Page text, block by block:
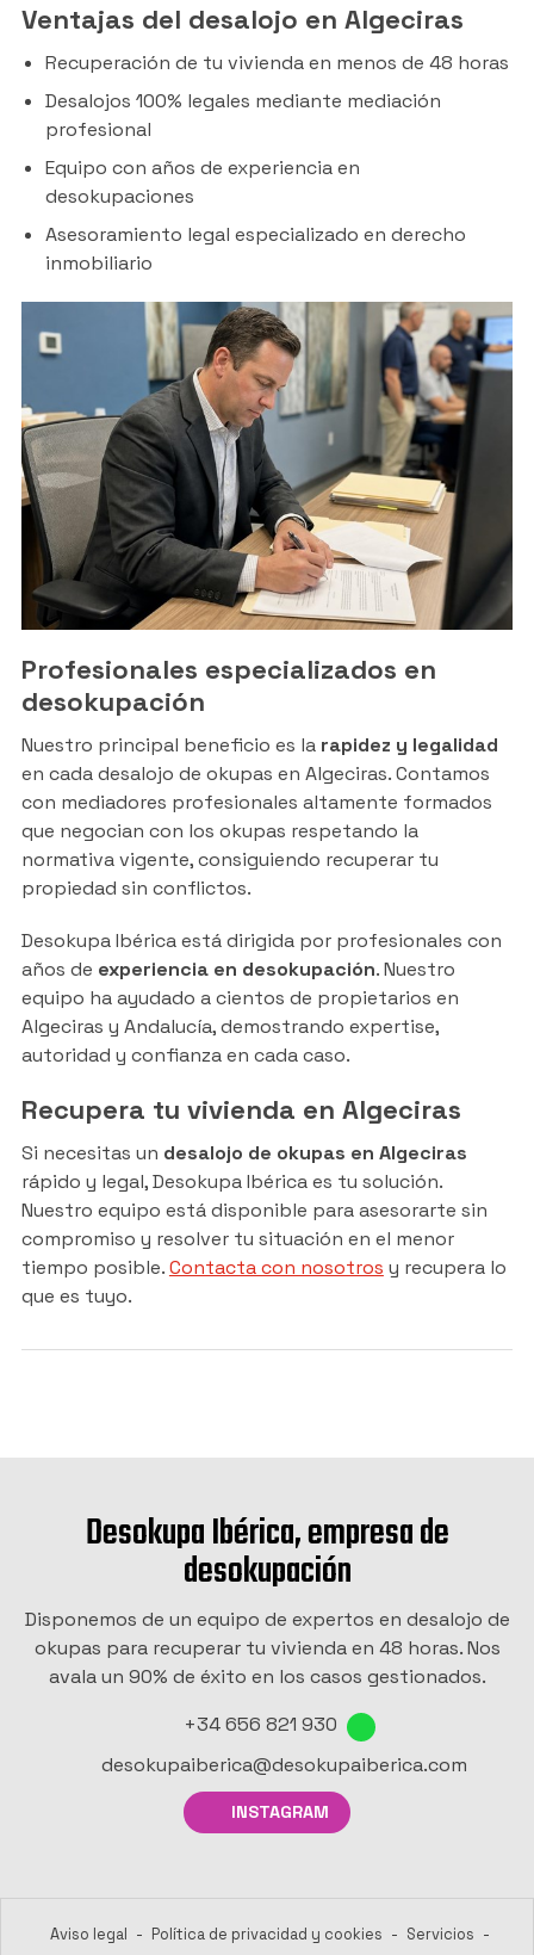
Ventajas del desalojo en Algeciras
Recuperación de tu vivienda en menos de 48 horas
Desalojos 100% legales mediante mediación
profesional
Equipo con años de experiencia en
desokupaciones
Asesoramiento legal especializado en derecho
inmobiliario
Profesionales especializados en
desokupación
Nuestro principal beneficio es la rapidez y legalidad
en cada desalojo de okupas en Algeciras. Contamos
con mediadores profesionales altamente formados
que negocian con los okupas respetando la
normativa vigente, consiguiendo recuperar tu
propiedad sin conflictos.
Desokupa Ibérica está dirigida por profesionales con
años de experiencia en desokupación. Nuestro
equipo ha ayudado a cientos de propietarios en
Algeciras y Andalucía, demostrando expertise,
autoridad y confianza en cada caso.
Recupera tu vivienda en Algeciras
Si necesitas un desalojo de okupas en Algeciras
rápido y legal, Desokupa Ibérica es tu solución.
Nuestro equipo está disponible para asesorarte sin
compromiso y resolver tu situación en el menor
tiempo posible.Contacta con nosotros y recupera lo
que es tuyo.
Desokupa Ibérica, empresa de
desokupación
Disponemos de un equipo de expertos en desalojo de
okupas para recuperar tu vivienda en 48 horas. Nos
avala un 90% de éxito en los casos gestionados.
+34 656 821 930
desokupaiberica@desokupaiberica.com
INSTAGRAM
Aviso legal - Política de privacidad y cookies - Servicios -